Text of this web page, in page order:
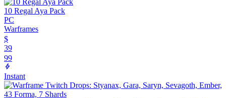
10 Regal Aya Pack
PC
Warframes
$
39
99
Instant